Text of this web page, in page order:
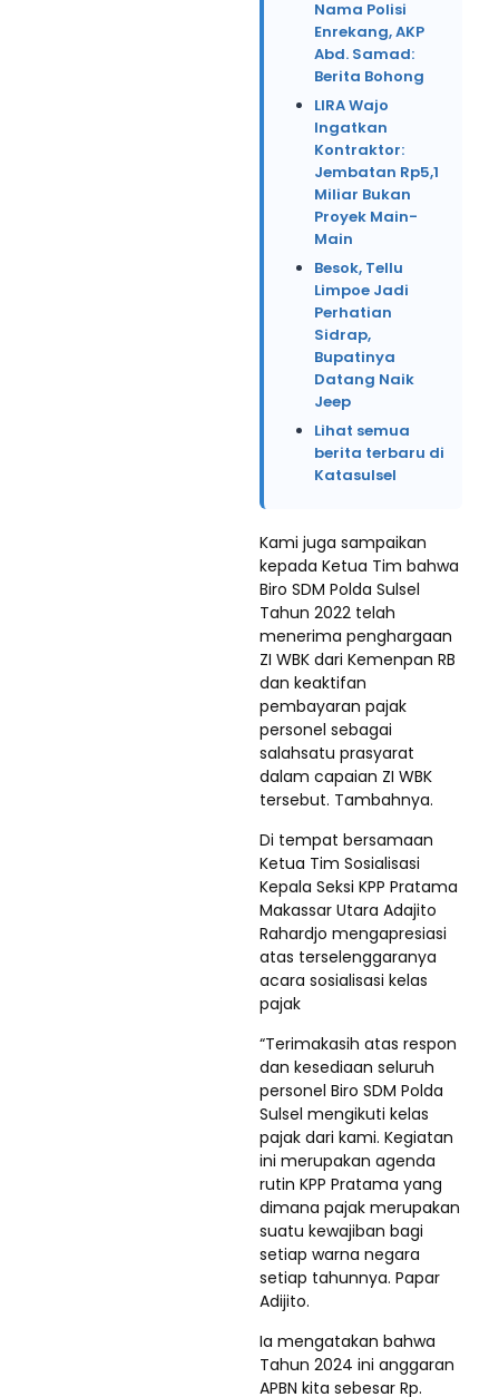
Nama Polisi
Enrekang, AKP
Abd. Samad:
Berita Bohong
LIRA Wajo
Ingatkan
Kontraktor:
Jembatan Rp5,1
Miliar Bukan
Proyek Main-
Main
Besok, Tellu
Limpoe Jadi
Perhatian
Sidrap,
Bupatinya
Datang Naik
Jeep
Lihat semua
berita terbaru di
Katasulsel
Kami juga sampaikan
kepada Ketua Tim bahwa
Biro SDM Polda Sulsel
Tahun 2022 telah
menerima penghargaan
ZI WBK dari Kemenpan RB
dan keaktifan
pembayaran pajak
personel sebagai
salahsatu prasyarat
dalam capaian ZI WBK
tersebut. Tambahnya.
Di tempat bersamaan
Ketua Tim Sosialisasi
Kepala Seksi KPP Pratama
Makassar Utara Adajito
Rahardjo mengapresiasi
atas terselenggaranya
acara sosialisasi kelas
pajak
“Terimakasih atas respon
dan kesediaan seluruh
personel Biro SDM Polda
Sulsel mengikuti kelas
pajak dari kami. Kegiatan
ini merupakan agenda
rutin KPP Pratama yang
dimana pajak merupakan
suatu kewajiban bagi
setiap warna negara
setiap tahunnya. Papar
Adijito.
Ia mengatakan bahwa
Tahun 2024 ini anggaran
APBN kita sebesar Rp.